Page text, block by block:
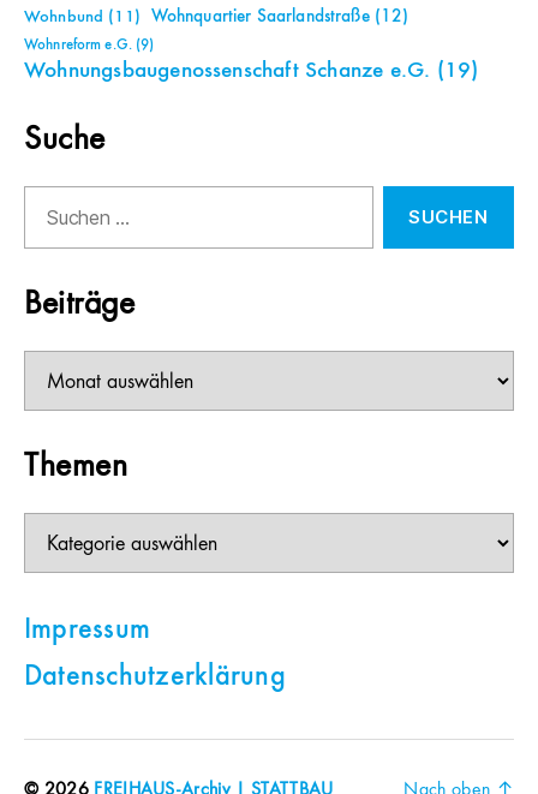
Wohnbund (11) Wohnquartier Saarlandstraße(12)
Wohnreform e.G.(9)
Wohnungsbaugenossenschaft Schanze e.G. (19)
Suche
nach:
Beiträge
Themen
Impressum
Datenschutzerklärung